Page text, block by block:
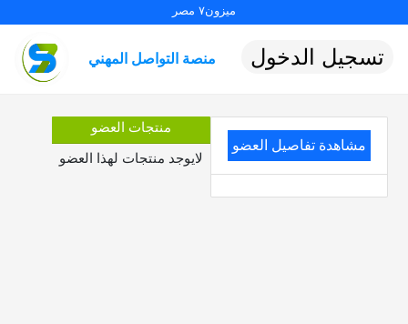
ميزون٧ مصر
منصة التواصل المهني تسجيل الدخول
مشاهدة تفاصيل العضو
منتجات العضو
لايوجد منتجات لهذا العضو